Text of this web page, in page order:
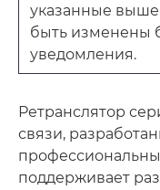
указанные
быть изменены
уведомления.
Ретранслятор
связи,
поддерживает